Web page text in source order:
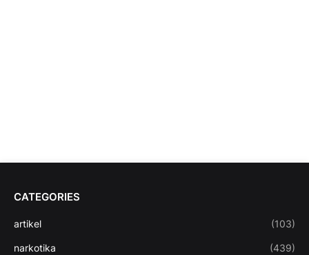
CATEGORIES
artikel (103)
narkotika (439)